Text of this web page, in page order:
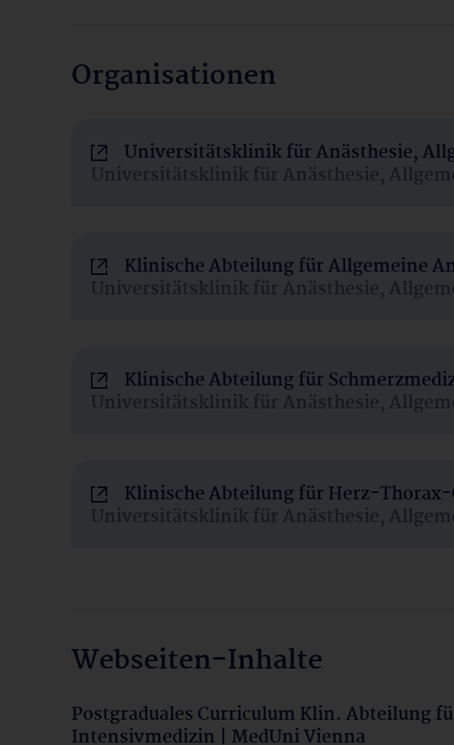
Organisationen
Universitätsklinik für Anästhesie,
Universitätsklinik für Anästhesie,
Klinische Abteilung für Allgemeine
Universitätsklinik für Anästhesie,
Klinische Abteilung für
Universitätsklinik für Anästhesie,
Klinische Abteilung für Herz-
Universitätsklinik für Anästhesie,
Webseiten-Inhalte
Postgraduales Curriculum Klin. Abteilung
Intensivmedizin | MedUni Vienna